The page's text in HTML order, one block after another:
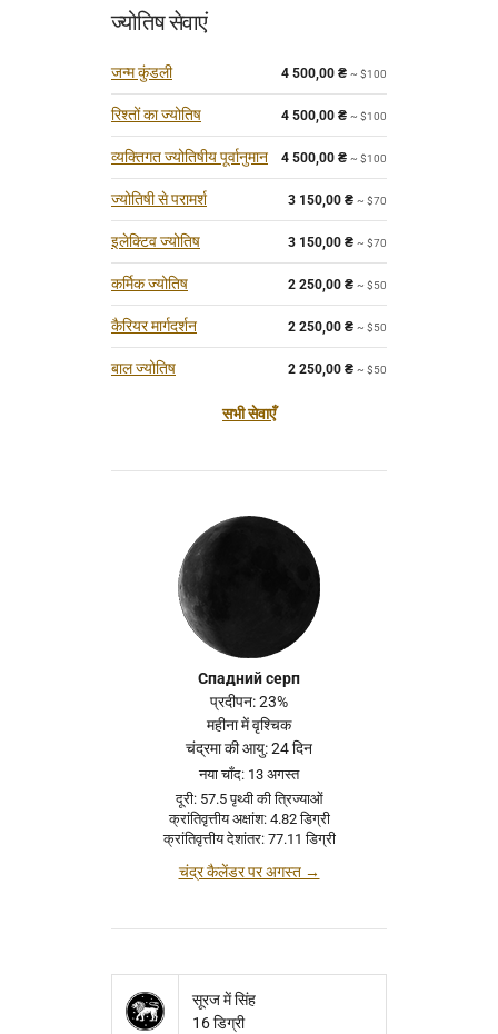
ज्योतिष सेवाएं
जन्म कुंडली 4 500,00 ₴ ~ $100
रिश्तों का ज्योतिष 4 500,00 ₴ ~ $100
व्यक्तिगत ज्योतिषीय पूर्वानुमान 4 500,00 ₴ ~ $100
ज्योतिषी से परामर्श 3 150,00 ₴ ~ $70
इलेक्टिव ज्योतिष 3 150,00 ₴ ~ $70
कर्मिक ज्योतिष 2 250,00 ₴ ~ $50
कैरियर मार्गदर्शन 2 250,00 ₴ ~ $50
बाल ज्योतिष 2 250,00 ₴ ~ $50
सभी सेवाएँ
Спадний серп
प्रदीपन: 23%
महीना में वृश्चिक
चंद्रमा की आयु: 24 दिन
नया चाँद: 13 अगस्त
दूरी: 57.5 पृथ्वी की त्रिज्याओं
क्रांतिवृत्तीय अक्षांश: 4.82 डिग्री
क्रांतिवृत्तीय देशांतर: 77.11 डिग्री
चंद्र कैलेंडर पर अगस्त →
सूरज में सिंह
16 डिग्री